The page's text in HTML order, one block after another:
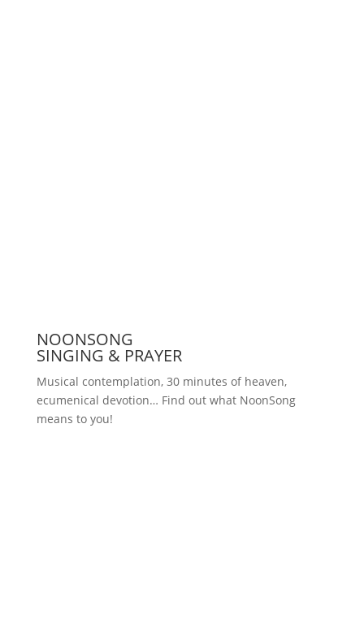
NOONSONG
SINGING & PRAYER
Musical contemplation, 30 minutes of heaven,
ecumenical devotion… Find out what NoonSong
means to you!